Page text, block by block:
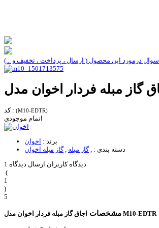
سوال درمورد این محصول ( ارسال ، پرداخت ، تخفیف و ...)
کد : (M10-EDTR)
اتمام موجودی
برند : اخوان
دسته بندی : ,گاز مبله ,گاز مبله اخوان
1 دیدگاه کاربران ارسال دیدگاه
(
1
)
5
مشخصات اجاق گاز مبله فردار اخوان مدل M10-EDTR